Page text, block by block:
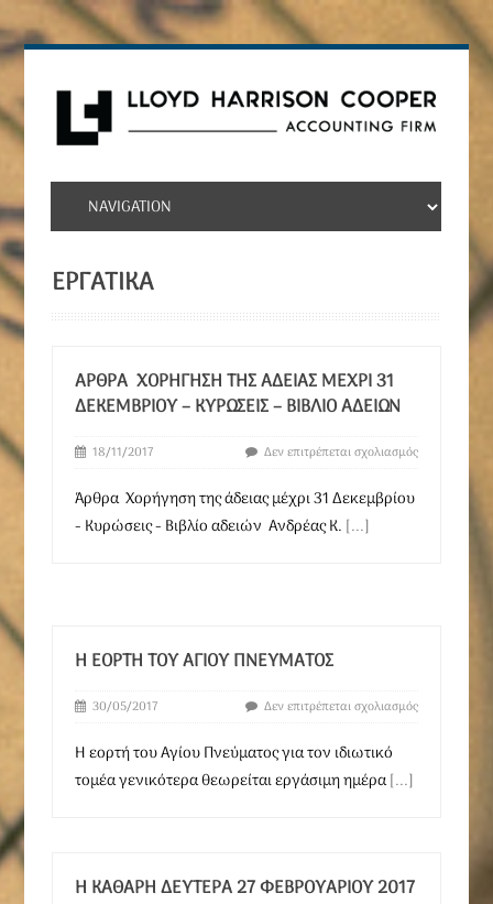
ΕΡΓΑΤΙΚΆ
ΆΡΘΡΑ ΧΟΡΉΓΗΣΗ ΤΗΣ ΆΔΕΙΑΣ ΜΈΧΡΙ 31
ΔΕΚΕΜΒΡΊΟΥ – ΚΥΡΏΣΕΙΣ – ΒΙΒΛΊΟ ΑΔΕΙΏΝ
18/11/2017 Δεν επιτρέπεται σχολιασμός
Άρθρα Χορήγηση της άδειας μέχρι 31 Δεκεμβρίου
- Κυρώσεις - Βιβλίο αδειών Ανδρέας Κ. [...]
H ΕΟΡΤΉ ΤΟΥ ΑΓΊΟΥ ΠΝΕΎΜΑΤΟΣ
30/05/2017 Δεν επιτρέπεται σχολιασμός
H εορτή του Αγίου Πνεύματος για τον ιδιωτικό
τομέα γενικότερα θεωρείται εργάσιμη ημέρα[...]
Η ΚΑΘΑΡΉ ΔΕΥΤΈΡΑ 27 ΦΕΒΡΟΥΑΡΊΟΥ 2017